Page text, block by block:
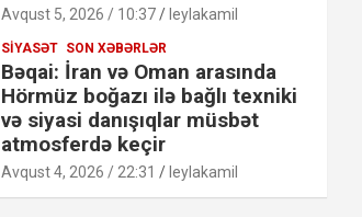
Avqust 5, 2026 / 10:37 leylakamil
SIYASƏT SON XƏBƏRLƏR
Bəqai: İran və Oman arasında
Hörmüz boğazı ilə bağlı texniki
və siyasi danışıqlar müsbət
atmosferdə keçir
Avqust 4, 2026 / 22:31 leylakamil